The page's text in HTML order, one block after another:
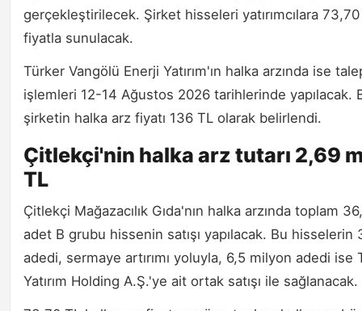
gerçekleştirilecek. Şirket hisseleri yatırımcılara
fiyatla sunulacak.
Türker Vangölü Enerji Yatırım'ın halka arzında ise
işlemleri 12-14 Ağustos 2026 tarihlerinde yapılacak.
şirketin halka arz fiyatı 136 TL olarak belirlendi.
Çitlekçi'nin halka arz tutarı 2,69
TL
Çitlekçi Mağazacılık Gıda'nın halka arzında toplam
adet B grubu hissenin satışı yapılacak. Bu hisselerin
adedi, sermaye artırımı yoluyla, 6,5 milyon adedi ise
Yatırım Holding A.Ş.'ye ait ortak satışı ile sağlanacak.